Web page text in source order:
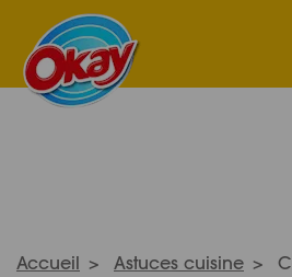
Accueil Astuces cuisine